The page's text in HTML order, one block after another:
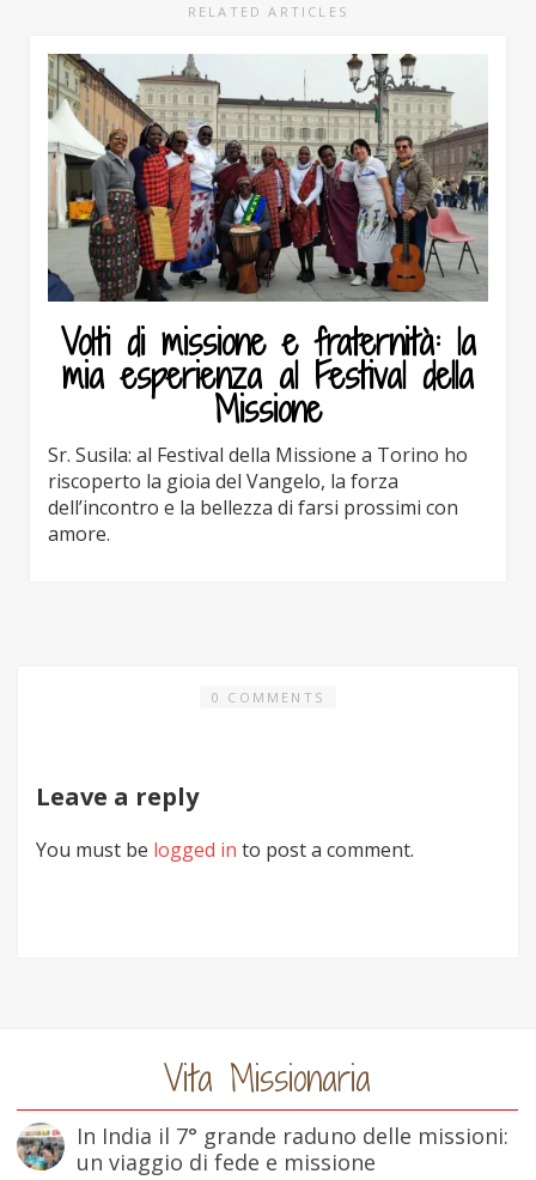
RELATED ARTICLES
Volti di missione e fraternità: la
mia esperienza al Festival della
Missione
Sr. Susila: al Festival della Missione a Torino ho
riscoperto la gioia del Vangelo, la forza
dell’incontro e la bellezza di farsi prossimi con
amore.
0 COMMENTS
Leave a reply
You must be logged in to post a comment.
Vita Missionaria
In India il 7° grande raduno delle missioni:
un viaggio di fede e missione